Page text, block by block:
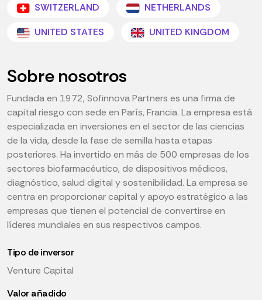
SWITZERLAND
NETHERLANDS
UNITED STATES
UNITED KINGDOM
Sobre nosotros
Fundada en 1972, Sofinnova Partners es una firma de
capital riesgo con sede en París, Francia. La empresa está
especializada en inversiones en el sector de las ciencias
de la vida, desde la fase de semilla hasta etapas
posteriores. Ha invertido en más de 500 empresas de los
sectores biofarmacéutico, de dispositivos médicos,
diagnóstico, salud digital y sostenibilidad. La empresa se
centra en proporcionar capital y apoyo estratégico a las
empresas que tienen el potencial de convertirse en
líderes mundiales en sus respectivos campos.
Tipo de inversor
Venture Capital
Valor añadido